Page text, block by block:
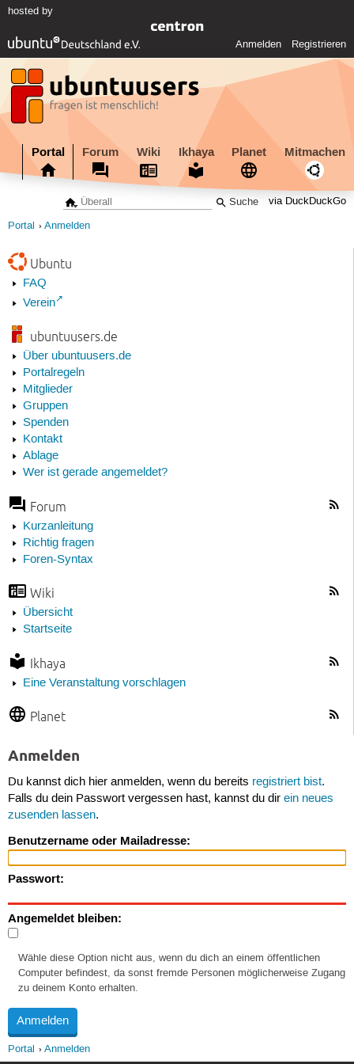
hosted by
Anmelden Registrieren
Portal Forum Wiki Ikhaya Planet Mitmachen
via DuckDuckGo
Portal Anmelden
Ubuntu
FAQ
Verein
ubuntuusers.de
Über ubuntuusers.de
Portalregeln
Mitglieder
Gruppen
Spenden
Kontakt
Ablage
Wer ist gerade angemeldet?
Forum
Kurzanleitung
Richtig fragen
Foren-Syntax
Wiki
Übersicht
Startseite
Ikhaya
Eine Veranstaltung vorschlagen
Planet
Anmelden
Du kannst dich hier anmelden, wenn du bereits registriert bist.
Falls du dein Passwort vergessen hast, kannst du dir ein neues
zusenden lassen.
Benutzername oder Mailadresse:
Passwort:
Angemeldet bleiben:
Wähle diese Option nicht aus, wenn du dich an einem öffentlichen
Computer befindest, da sonst fremde Personen möglicherweise Zugang
zu deinem Konto erhalten.
Portal Anmelden